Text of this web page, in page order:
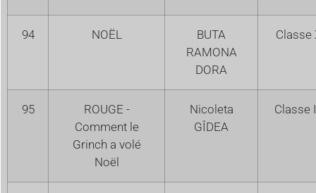
94 NOËL
BUTA
RAMONA
DORA
Classe
95
ROUGE -
Comment le
Grinch a volé
Noël
Nicoleta
GÎDEA
Classe